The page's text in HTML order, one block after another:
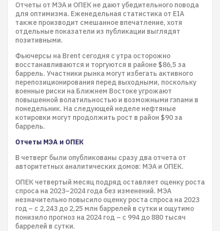
Отчеты от МЭА и ОПЕК не дают убедительного повода
для оптимизма. Еженедельная статистика от EIA
также производит смешанное впечатление, хотя
отдельные показатели из публикации выглядят
позитивными.
Фьючерсы на Brent сегодня с утра осторожно
восстанавливаются и торгуются в районе $86,5 за
баррель. Участники рынка могут избегать активного
перепозиционирования перед выходными, поскольку
военные риски на Ближнем Востоке угрожают
повышенной волатильностью и возможными гэпами в
понедельник. На следующей неделе нефтяные
котировки могут продолжить рост в район $90 за
баррель.
Отчеты МЭА и ОПЕК
В четверг были опубликованы сразу два отчета от
авторитетных аналитических домов: МЭА и ОПЕК.
ОПЕК четвертый месяц подряд оставляет оценку роста
спроса на 2023–2024 года без изменений. МЭА
незначительно повысило оценку роста спроса на 2023
год – с 2,243 до 2,25 млн баррелей в сутки и ощутимо
понизило прогноз на 2024 год – с 994 до 880 тысяч
баррелей в сутки.